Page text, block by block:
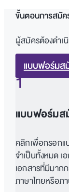
ขั้นตอนการสมั
ผู้สมัครต้องดำ
แบบฟอร์มส
1
แบบฟอร์มส
คลิกเพื่อกรอกแ
จำเป็นทั้งหมด เ
เอกสารที่มีมาก
ภาษาไทยหรือภ